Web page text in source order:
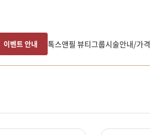
이벤트 안내 톡스앤필 뷰티그룹시술안내/가격